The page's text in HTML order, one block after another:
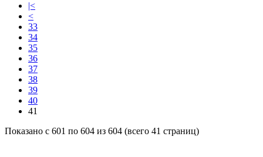
|<
<
33
34
35
36
37
38
39
40
41
Показано с 601 по 604 из 604 (всего 41 страниц)